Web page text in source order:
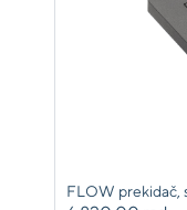
FLOW prekidač,